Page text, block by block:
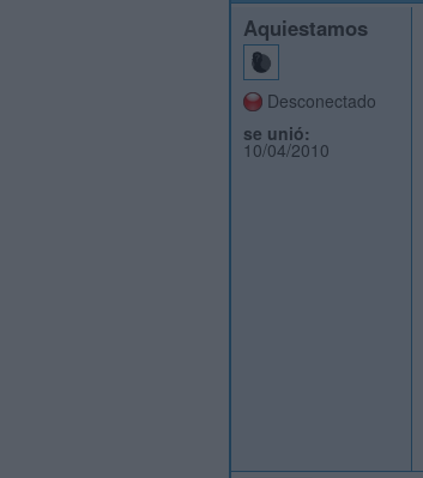
Aquiestamos
Desconectado
se unió:
10/04/2010